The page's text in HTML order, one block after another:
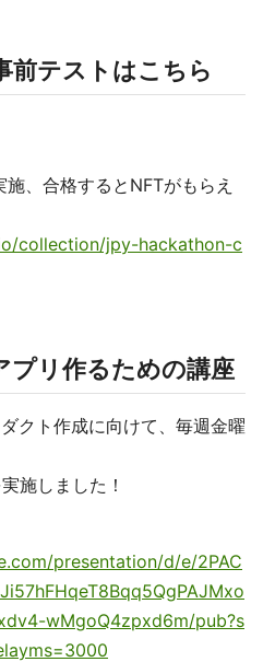
前テストはこちら
、合格するとNFTがもらえ
collection/jpy-hackathon-c
リ作るための講座
クト作成に向けて、毎週金曜
施しました！
presentation/d/e/2PAC
wMgoQ4zpxd6m/pub?s